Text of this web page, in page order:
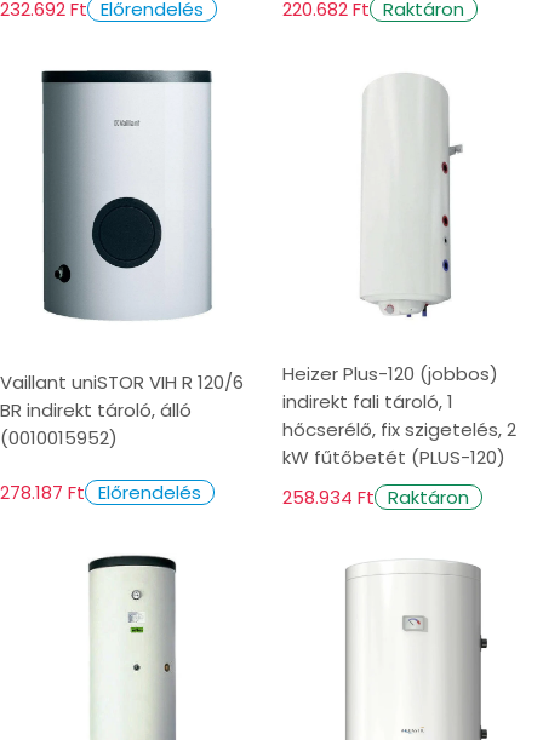
232.692 Ft Előrendelés
220.682 Ft Raktáron
Vaillant uniSTOR VIH R 120/6
BR indirekt tároló, álló
(0010015952)
278.187 Ft Előrendelés
Heizer Plus-120 (jobbos)
indirekt fali tároló, 1
hőcserélő, fix szigetelés, 2
kW fűtőbetét (PLUS-120)
258.934 Ft Raktáron